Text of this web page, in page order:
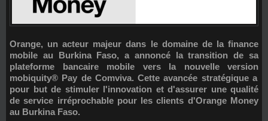
Orange, un acteur majeur dans le domaine de la finance
mobile au Burkina Faso, a annoncé la transition de sa
plateforme bancaire mobile vers la nouvelle version
mobiquity® Pay de Comviva. Cette avancée stratégique a
pour but de stimuler l'innovation et d'assurer une qualité
de service irréprochable pour les clients d'Orange Money
au Burkina Faso.